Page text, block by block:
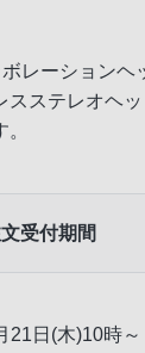
レーション
ステレオヘ
受付期間
21日(木)10時～